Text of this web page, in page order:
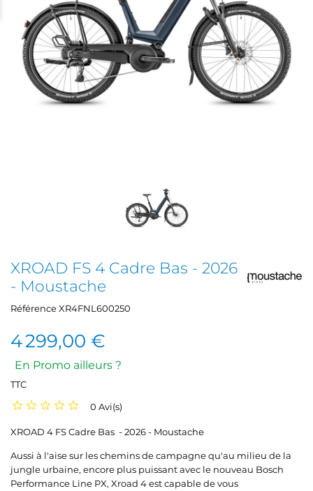
XROAD FS 4 Cadre Bas - 2026
- Moustache
RéférenceXR4FNL600250
4 299,00 €
En Promo ailleurs ?
TTC
0 Avi(s)
XROAD 4 FS Cadre Bas - 2026 - Moustache
Aussi à l'aise sur les chemins de campagne qu'au milieu de la
jungle urbaine, encore plus puissant avec le nouveau Bosch
Performance Line PX, Xroad 4 est capable de vous